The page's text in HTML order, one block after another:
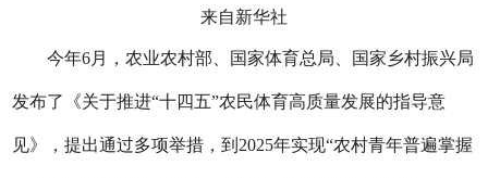
来自新华社
今年6月，农业农村部、国家体育总局、国家乡村振兴局
发布了《关于推进“十四五”农民体育高质量发展的指导意
见》，提出通过多项举措，到2025年实现“农村青年普遍掌握